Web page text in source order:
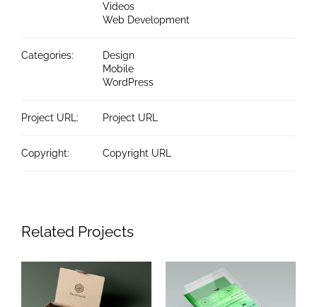
Videos
Web Development
Categories:
Design
Mobile
WordPress
Project URL: Project URL
Copyright: Copyright URL
Related Projects